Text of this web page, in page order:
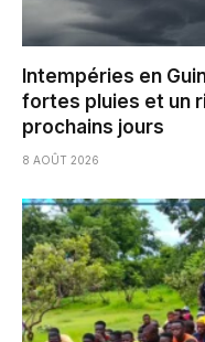
Intempéries en
fortes pluies et un
prochains jours
8 AOÛT 2026